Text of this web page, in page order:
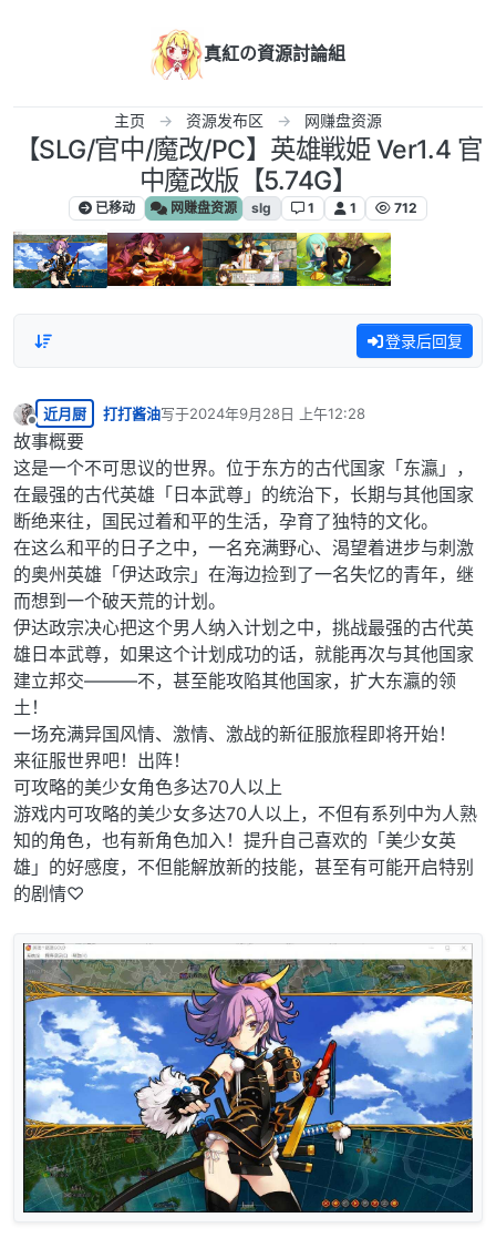
真紅の資源討論組
主页 资源发布区 网赚盘资源
【SLG/官中/魔改/PC】英雄戦姫 Ver1.4 官
中魔改版【5.74G】
已移动 网赚盘资源 slg 1 1 712
登录后回复
离线
近月厨 打打酱油写于2024年9月28日 上午12:28
最后由 编辑
故事概要
这是一个不可思议的世界。位于东方的古代国家「东瀛」，
在最强的古代英雄「日本武尊」的统治下，长期与其他国家
断绝来往，国民过着和平的生活，孕育了独特的文化。
在这么和平的日子之中，一名充满野心、渴望着进步与刺激
的奥州英雄「伊达政宗」在海边捡到了一名失忆的青年，继
而想到一个破天荒的计划。
伊达政宗决心把这个男人纳入计划之中，挑战最强的古代英
雄日本武尊，如果这个计划成功的话，就能再次与其他国家
建立邦交———不，甚至能攻陷其他国家，扩大东瀛的领
土！
一场充满异国风情、激情、激战的新征服旅程即将开始！
来征服世界吧！出阵！
可攻略的美少女角色多达70人以上
游戏内可攻略的美少女多达70人以上，不但有系列中为人熟
知的角色，也有新角色加入！提升自己喜欢的「美少女英
雄」的好感度，不但能解放新的技能，甚至有可能开启特别
的剧情♡